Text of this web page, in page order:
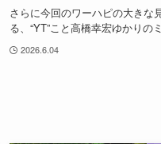
さらに今回のワーハピの大きな
る、“YT”こと高橋幸宏ゆかりの
2026.6.04